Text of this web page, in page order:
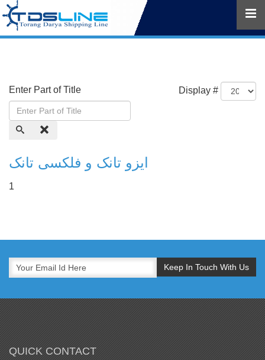
Enter Part of Title Display #
ایزو تانک و فلکسی تانک
1
QUICK CONTACT